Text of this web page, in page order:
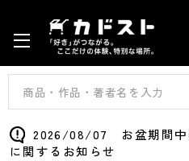
2026/08/07 お盆期間中
に関するお知らせ